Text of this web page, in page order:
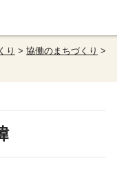
り > 協働のまちづくり >